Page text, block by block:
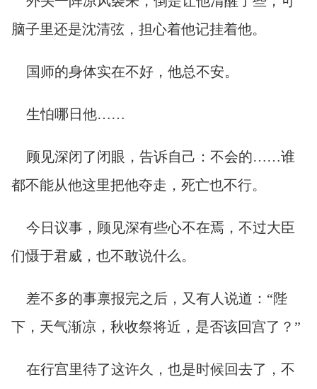
脑子里还是沈清弦，担心着他记挂着他。
国师的身体实在不好，他总不安。
生怕哪日他……
顾见深闭了闭眼，告诉自己：不会的……谁
都不能从他这里把他夺走，死亡也不行。
今日议事，顾见深有些心不在焉，不过大臣
们慑于君威，也不敢说什么。
差不多的事禀报完之后，又有人说道：“陛
下，天气渐凉，秋收祭将近，是否该回宫了？”
在行宫里待了这许久，也是时候回去了，不